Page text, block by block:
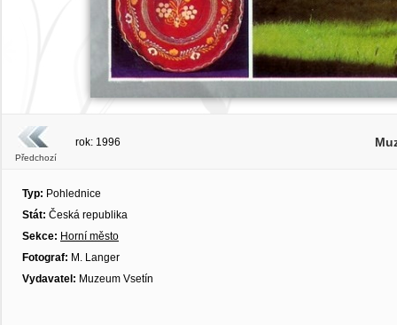
Předchozí
rok: 1996
Typ: Pohlednice
Stát: Česká republika
Sekce: Horní město
Fotograf: M. Langer
Vydavatel: Muzeum Vsetín